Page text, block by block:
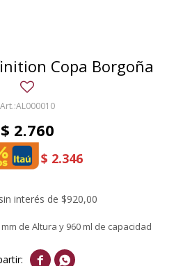
Copa Borgoña
AL000010
$ 2.760
$ 2.346
interés de $920,00
de Altura y 960 ml de capacidad
 